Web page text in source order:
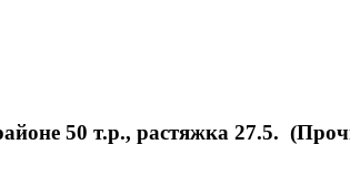
50 т.р., растяжка 27.5.